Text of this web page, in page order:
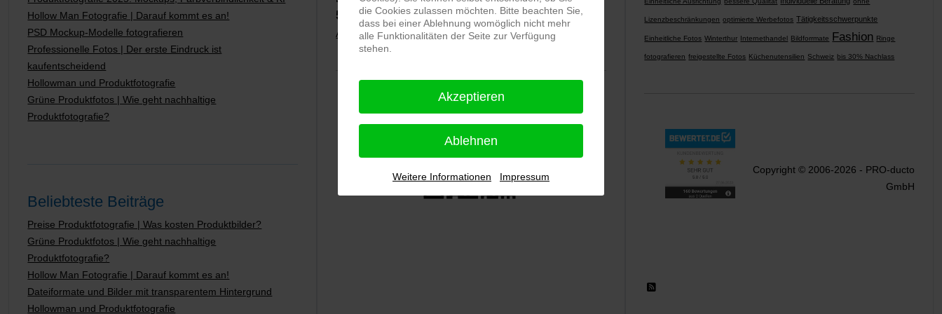
Hollow Man Fotografie | Darauf kommt es an!
PSD Mockup-Modelle fotografieren
Professionelle Fotos | Der erste Eindruck ist
kaufentscheidend
Hollowman und Produktfotografie
Grüne Produktfotos | Wie geht nachhaltige
Produktfotografie?
Beliebteste Beiträge
Preise Produktfotografie | Was kosten Produktbilder?
Grüne Produktfotos | Wie geht nachhaltige
Produktfotografie?
Hollow Man Fotografie | Darauf kommt es an!
Dateiformate und Bilder mit transparentem Hintergrund
Hollowman und Produktfotografie
5,0 ⭐⭐⭐⭐⭐bei 144 Google-Rezensionen (Stand 02.01.2026)
Alle Rezensionen ansehen|Bewertung abgeben
Lizenzbeschränkungen optimierte Werbefotos Tätigkeitsschwerpunkte
Einheitliche Fotos Winterthur Internethandel Bildforrmate Fashion Ringe
fotografieren freigestellte Fotos Küchenutensilien Schweiz bis 30% Nachlass
Copyright © 2006-2026 - PRO-ducto
GmbH
die Cookies zulassen möchten. Bitte beachten Sie,
dass bei einer Ablehnung womöglich nicht mehr
alle Funktionalitäten der Seite zur Verfügung
stehen.
Akzeptieren
Ablehnen
Weitere Informationen Impressum